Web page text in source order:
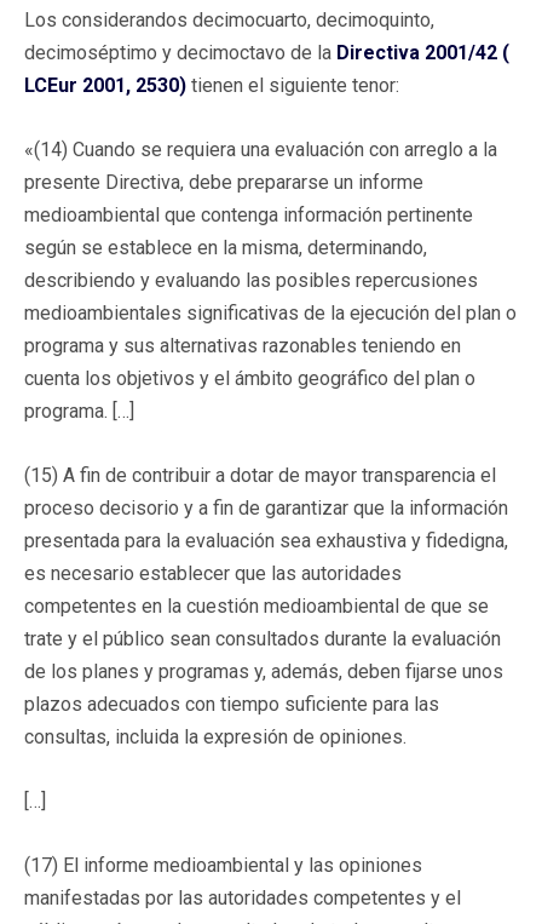
Los considerandos decimocuarto, decimoquinto,
decimoséptimo y decimoctavo de la Directiva 2001/42 (
LCEur 2001, 2530) tienen el siguiente tenor:
«(14) Cuando se requiera una evaluación con arreglo a la
presente Directiva, debe prepararse un informe
medioambiental que contenga información pertinente
según se establece en la misma, determinando,
describiendo y evaluando las posibles repercusiones
medioambientales significativas de la ejecución del plan o
programa y sus alternativas razonables teniendo en
cuenta los objetivos y el ámbito geográfico del plan o
programa. […]
(15) A fin de contribuir a dotar de mayor transparencia el
proceso decisorio y a fin de garantizar que la información
presentada para la evaluación sea exhaustiva y fidedigna,
es necesario establecer que las autoridades
competentes en la cuestión medioambiental de que se
trate y el público sean consultados durante la evaluación
de los planes y programas y, además, deben fijarse unos
plazos adecuados con tiempo suficiente para las
consultas, incluida la expresión de opiniones.
[…]
(17) El informe medioambiental y las opiniones
manifestadas por las autoridades competentes y el